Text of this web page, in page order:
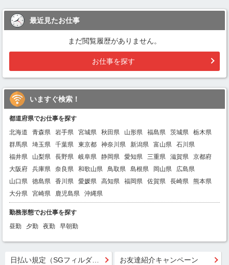
最近見たお仕事
まだ閲覧履歴がありません。
お仕事を探す
いますぐ検索！
都道府県でお仕事を探す
北海道
青森県 岩手県 宮城県 秋田県 山形県 福島県 茨城県
栃木県
群馬県
埼玉県 千葉県 東京都 神奈川県 新潟県 富山県
石川県
福井県
山梨県 長野県 岐阜県 静岡県 愛知県 三重県 滋賀県
京都府
大阪府
兵庫県 奈良県 和歌山県 鳥取県 島根県 岡山県
広島県
山口県
徳島県 香川県 愛媛県 高知県 福岡県 佐賀県 長崎県
熊本県
大分県
宮崎県 鹿児島県 沖縄県
勤務形態でお仕事を探す
昼勤
夕勤 夜勤 早朝勤
お友達紹介キャンペーン